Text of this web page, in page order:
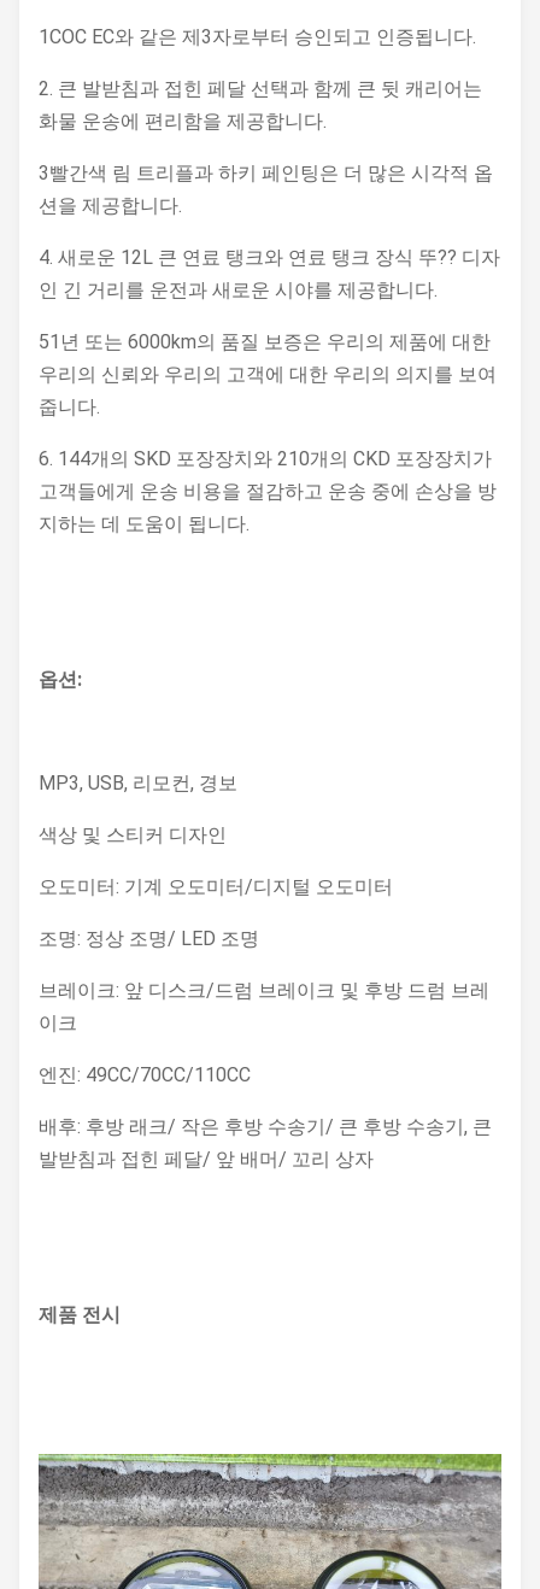
1COC EC와 같은 제3자로부터 승인되고 인증됩니다.
2. 큰 발받침과 접힌 페달 선택과 함께 큰 뒷 캐리어는
화물 운송에 편리함을 제공합니다.
3빨간색 림 트리플과 하키 페인팅은 더 많은 시각적 옵
션을 제공합니다.
4. 새로운 12L 큰 연료 탱크와 연료 탱크 장식 뚜?? 디자
인 긴 거리를 운전과 새로운 시야를 제공합니다.
51년 또는 6000km의 품질 보증은 우리의 제품에 대한
우리의 신뢰와 우리의 고객에 대한 우리의 의지를 보여
줍니다.
6. 144개의 SKD 포장장치와 210개의 CKD 포장장치가
고객들에게 운송 비용을 절감하고 운송 중에 손상을 방
지하는 데 도움이 됩니다.
옵션:
MP3, USB, 리모컨, 경보
색상 및 스티커 디자인
오도미터: 기계 오도미터/디지털 오도미터
조명: 정상 조명/ LED 조명
브레이크: 앞 디스크/드럼 브레이크 및 후방 드럼 브레
이크
엔진: 49CC/70CC/110CC
배후: 후방 래크/ 작은 후방 수송기/ 큰 후방 수송기, 큰
발받침과 접힌 페달/ 앞 배머/ 꼬리 상자
제품 전시